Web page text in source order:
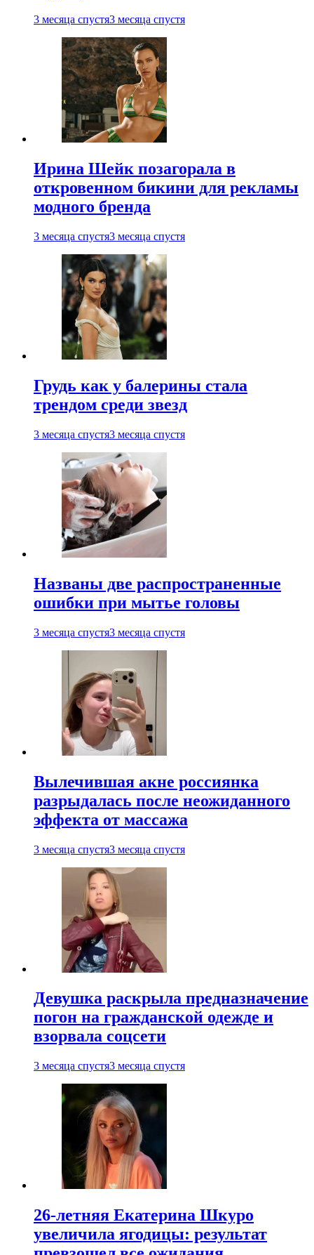
3 месяца спустя3 месяца спустя
Ирина Шейк позагорала в
откровенном бикини для рекламы
модного бренда
3 месяца спустя3 месяца спустя
Грудь как у балерины стала
трендом среди звезд
3 месяца спустя3 месяца спустя
Названы две распространенные
ошибки при мытье головы
3 месяца спустя3 месяца спустя
Вылечившая акне россиянка
разрыдалась после неожиданного
эффекта от массажа
3 месяца спустя3 месяца спустя
Девушка раскрыла предназначение
погон на гражданской одежде и
взорвала соцсети
3 месяца спустя3 месяца спустя
26-летняя Екатерина Шкуро
увеличила ягодицы: результат